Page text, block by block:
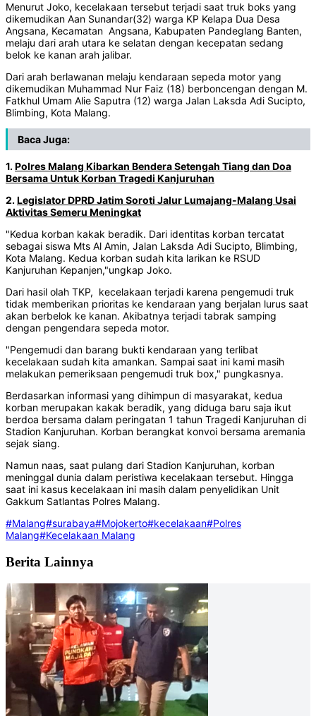
Menurut Joko, kecelakaan tersebut terjadi saat truk boks yang
dikemudikan Aan Sunandar(32) warga KP Kelapa Dua Desa
Angsana, Kecamatan Angsana, Kabupaten Pandeglang Banten,
melaju dari arah utara ke selatan dengan kecepatan sedang
belok ke kanan arah jalibar.
Dari arah berlawanan melaju kendaraan sepeda motor yang
dikemudikan Muhammad Nur Faiz (18) berboncengan dengan M.
Fatkhul Umam Alie Saputra (12) warga Jalan Laksda Adi Sucipto,
Blimbing, Kota Malang.
Baca Juga:
1.Polres Malang Kibarkan Bendera Setengah Tiang dan Doa
Bersama Untuk Korban Tragedi Kanjuruhan
2.Legislator DPRD Jatim Soroti Jalur Lumajang-Malang Usai
Aktivitas Semeru Meningkat
"Kedua korban kakak beradik. Dari identitas korban tercatat
sebagai siswa Mts Al Amin, Jalan Laksda Adi Sucipto, Blimbing,
Kota Malang. Kedua korban sudah kita larikan ke RSUD
Kanjuruhan Kepanjen,"ungkap Joko.
Dari hasil olah TKP, kecelakaan terjadi karena pengemudi truk
tidak memberikan prioritas ke kendaraan yang berjalan lurus saat
akan berbelok ke kanan. Akibatnya terjadi tabrak samping
dengan pengendara sepeda motor.
"Pengemudi dan barang bukti kendaraan yang terlibat
kecelakaan sudah kita amankan. Sampai saat ini kami masih
melakukan pemeriksaan pengemudi truk box," pungkasnya.
Berdasarkan informasi yang dihimpun di masyarakat, kedua
korban merupakan kakak beradik, yang diduga baru saja ikut
berdoa bersama dalam peringatan 1 tahun Tragedi Kanjuruhan di
Stadion Kanjuruhan. Korban berangkat konvoi bersama aremania
sejak siang.
Namun naas, saat pulang dari Stadion Kanjuruhan, korban
meninggal dunia dalam peristiwa kecelakaan tersebut. Hingga
saat ini kasus kecelakaan ini masih dalam penyelidikan Unit
Gakkum Satlantas Polres Malang.
#Malang#surabaya#Mojokerto#kecelakaan#Polres
Malang#Kecelakaan Malang
Berita Lainnya